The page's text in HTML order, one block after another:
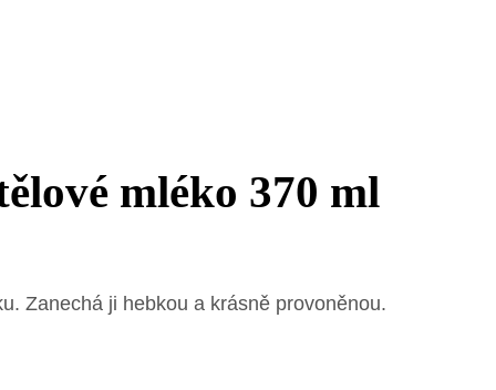
mléko 370 ml
Zanechá ji hebkou a krásně provoněnou.